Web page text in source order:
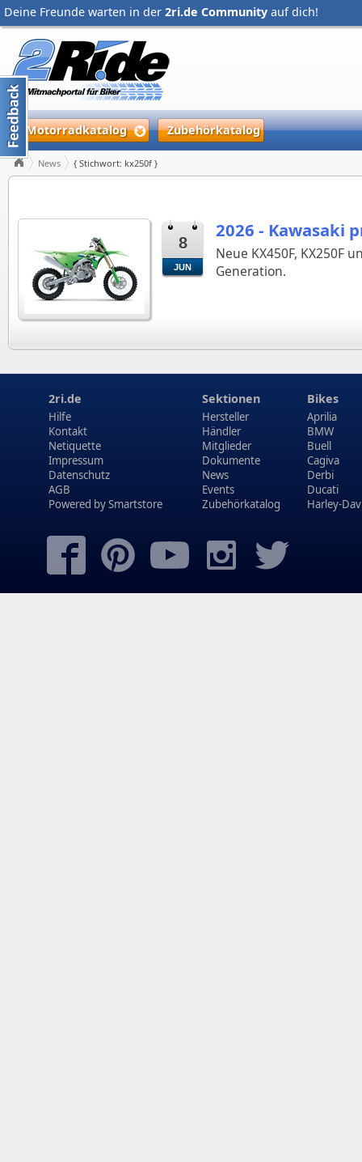
Deine Freunde warten in der 2ri.de Community auf dich!
Motorradkatalog Zubehörkatalog
News { Stichwort: kx250f }
8
JUN
2026 - Kawasaki
Neue KX450F, KX250F
Generation.
2ri.de
Hilfe
Kontakt
Netiquette
Impressum
Datenschutz
AGB
Powered bySmartstore
Sektionen
Hersteller
Händler
Mitglieder
Dokumente
News
Events
Zubehörkatalog
Bikes
Aprilia
BMW
Buell
Cagiva
Derbi
Ducati
Harley-